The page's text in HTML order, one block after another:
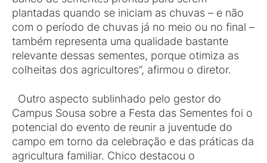
plantadas quando se iniciam as chuvas – e não
com o período de chuvas já no meio ou no final –
também representa uma qualidade bastante
relevante dessas sementes, porque otimiza as
colheitas dos agricultores”, afirmou o diretor.
Outro aspecto sublinhado pelo gestor do
Campus Sousa sobre a Festa das Sementes foi o
potencial do evento de reunir a juventude do
campo em torno da celebração e das práticas da
agricultura familiar. Chico destacou o